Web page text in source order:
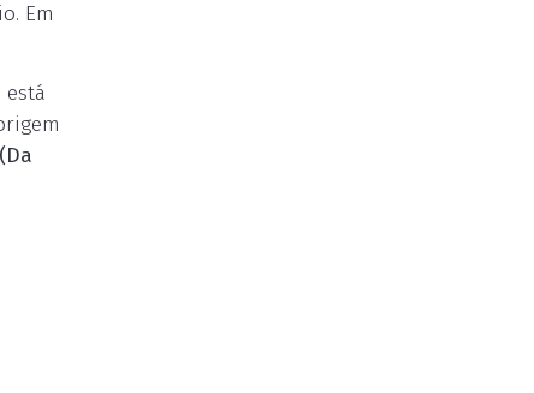
Em
está
(Da